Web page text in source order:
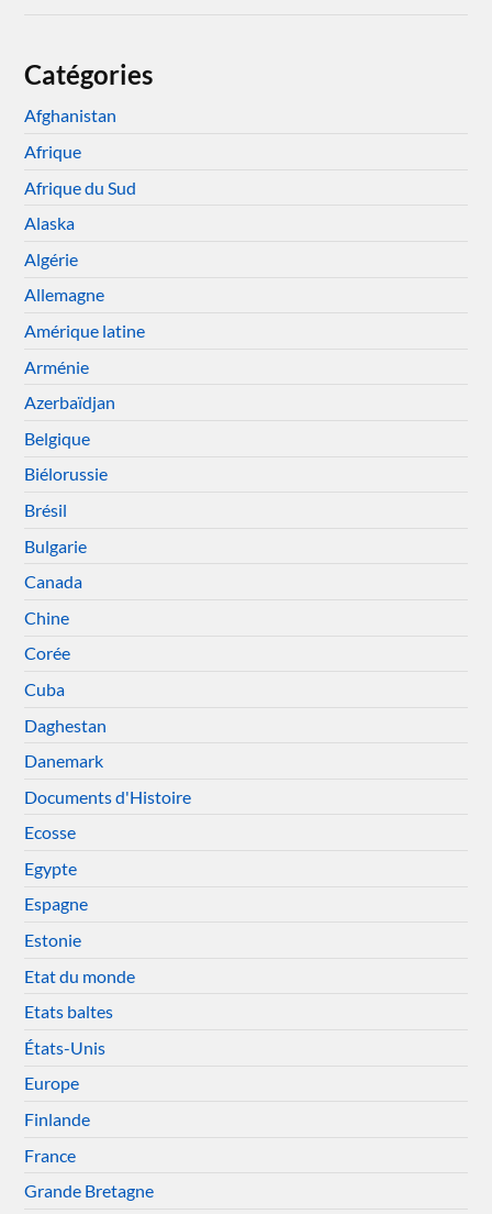
Catégories
Afghanistan
Afrique
Afrique du Sud
Alaska
Algérie
Allemagne
Amérique latine
Arménie
Azerbaïdjan
Belgique
Biélorussie
Brésil
Bulgarie
Canada
Chine
Corée
Cuba
Daghestan
Danemark
Documents d'Histoire
Ecosse
Egypte
Espagne
Estonie
Etat du monde
Etats baltes
États-Unis
Europe
Finlande
France
Grande Bretagne